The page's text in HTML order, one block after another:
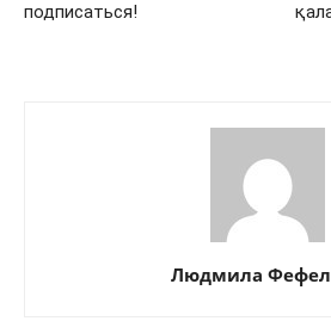
подписаться!
Людмила